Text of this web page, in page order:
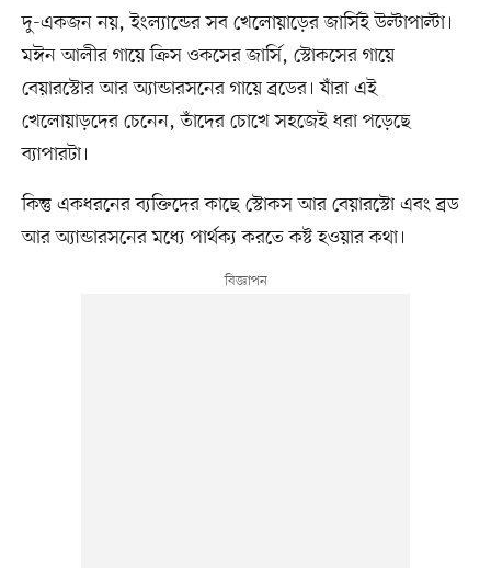
দু-একজন নয়, ইংল্যান্ডের সব খেলোয়াড়ের জার্সিই উল্টাপাল্টা।
মঈন আলীর গায়ে ক্রিস ওকসের জার্সি, স্টোকসের গায়ে
বেয়ারস্টোর আর অ্যান্ডারসনের গায়ে ব্রডের। যাঁরা এই
খেলোয়াড়দের চেনেন, তাঁদের চোখে সহজেই ধরা পড়েছে
ব্যাপারটা।
কিন্তু একধরনের ব্যক্তিদের কাছে স্টোকস আর বেয়ারস্টো এবং ব্রড
আর অ্যান্ডারসনের মধ্যে পার্থক্য করতে কষ্ট হওয়ার কথা।